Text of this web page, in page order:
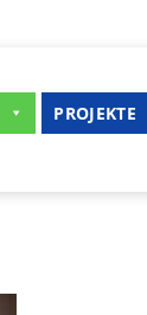
PROJEKTE